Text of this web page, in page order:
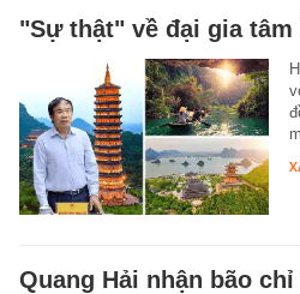
"Sự thật" về đại gia
Quang Hải nhận bão